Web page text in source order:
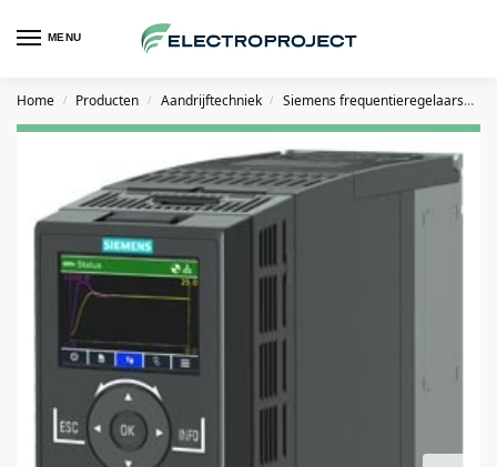
MENU
Home / Producten / Aandrijftechniek / Siemens frequentieregelaars